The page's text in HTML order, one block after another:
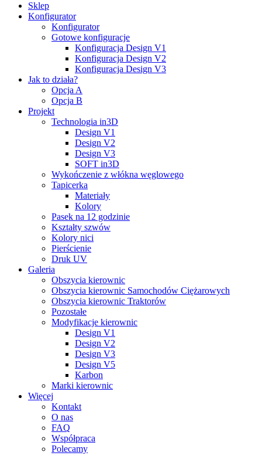
Sklep
Konfigurator
Konfigurator
Gotowe konfiguracje
Konfiguracja Design V1
Konfiguracja Design V2
Konfiguracja Design V3
Jak to działa?
Opcja A
Opcja B
Projekt
Technologia in3D
Design V1
Design V2
Design V3
SOFT in3D
Wykończenie z włókna węglowego
Tapicerka
Materiały
Kolory
Pasek na 12 godzinie
Kształty szwów
Kolory nici
Pierścienie
Druk UV
Galeria
Obszycia kierownic
Obszycia kierownic Samochodów Ciężarowych
Obszycia kierownic Traktorów
Pozostałe
Modyfikacje kierownic
Design V1
Design V2
Design V3
Design V5
Karbon
Marki kierownic
Więcej
Kontakt
O nas
FAQ
Współpraca
Polecamy